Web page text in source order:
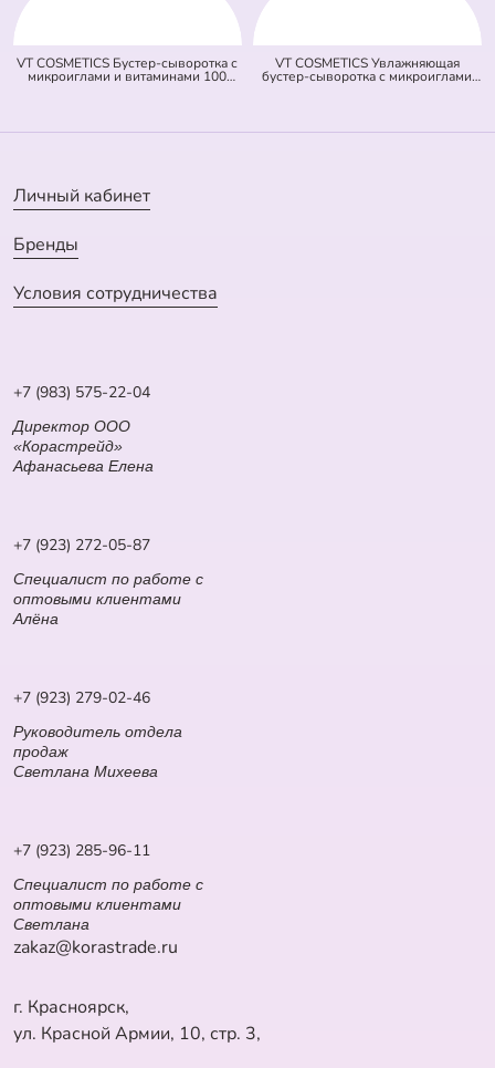
VT COSMETICS Бустер-сыворотка с
микроиглами и витаминами 100
VT COSMETICS Увлажняющая
бустер-сыворотка с микроиглами
Личный кабинет
Бренды
Условия сотрудничества
+7 (983) 575-22-04
Директор ООО
«Корастрейд»
Афанасьева Елена
+7 (923) 272-05-87
Специалист по работе с
оптовыми клиентами
Алёна
+7 (923) 279-02-46
Руководитель отдела
продаж
Светлана Михеева
+7 (923) 285-96-11
Специалист по работе с
оптовыми клиентами
Светлана
zakaz@korastrade.ru
г. Красноярск,
ул. Красной Армии, 10, стр. 3,